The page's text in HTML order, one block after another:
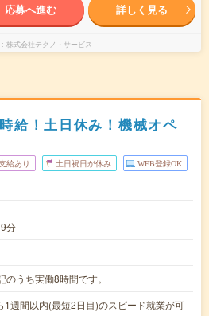
応募へ進む 詳しく見る
株式会社テクノ・サービス
給！土日休み！機械オペ
給あり 土日祝日が休み WEB登録OK
分
うち実働8時間です。
1週間以内(最短2日目)のスピード就業が可